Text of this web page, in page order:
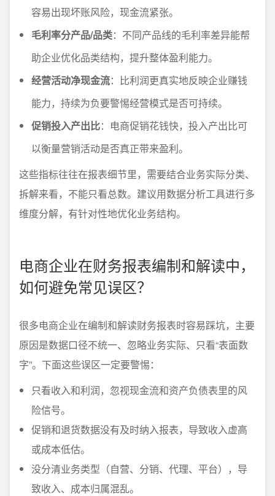
容易出现坏账风险，现金流紧张。
毛利率分产品/品类：不同产品线的毛利率差异能帮
助企业优化品类结构，提升整体盈利能力。
经营活动净现金流：比利润更真实地反映企业赚钱
能力，持续为负要警惕经营模式是否可持续。
促销投入产出比：电商促销花钱快，投入产出比可
以衡量营销活动是否真正带来盈利。
这些指标往往在报表细节里，需要结合业务实际分类、
拆解来看，不能只看总数。建议用数据分析工具进行多
维度分解，有针对性地优化业务结构。
电商企业在财务报表编制和解读中，
如何避免常见误区？
很多电商企业在编制和解读财务报表时容易踩坑，主要
原因是数据口径不统一、忽略业务实际、只看“表面数
字”。下面这些误区一定要警惕：
只看收入和利润，忽视现金流和资产负债表里的风
险信号。
促销和退货数据没有及时纳入报表，导致收入虚高
或成本低估。
没分清业务类型（自营、分销、代理、平台），导
致收入、成本归属混乱。